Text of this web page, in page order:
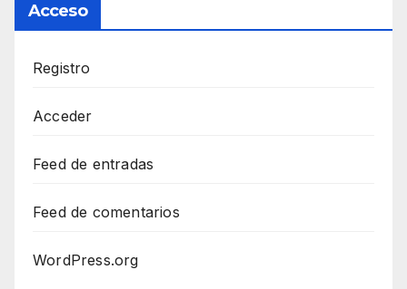
Acceso
Registro
Acceder
Feed de entradas
Feed de comentarios
WordPress.org